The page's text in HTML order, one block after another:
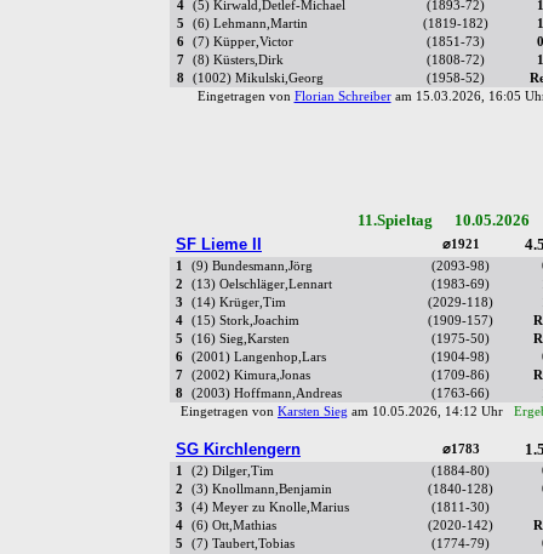
4
(5) Kirwald,Detlef-Michael (1893-72)
5
(6) Lehmann,Martin (1819-182)
6
(7) Küpper,Victor (1851-73)
7
(8) Küsters,Dirk (1808-72)
8
(1002) Mikulski,Georg (1958-52)
Eingetragen von Florian Schreiberam 15.03.2026, 16:05
11.Spieltag
SF Lieme II
⌀1921
1 (9) Bundesmann,Jörg (2093-98)
2
(13) Oelschläger,Lennart (1983-69)
3
(14) Krüger,Tim (2029-118)
4
(15) Stork,Joachim (1909-157)
5
(16) Sieg,Karsten (1975-50)
6
(2001) Langenhop,Lars (1904-98)
7
(2002) Kimura,Jonas (1709-86)
8
(2003) Hoffmann,Andreas (1763-66)
Eingetragen von Karsten Sieg am 10.05.2026, 14:12 Uhr
SG Kirchlengern ⌀1783
1 (2) Dilger,Tim (1884-80)
2
(3) Knollmann,Benjamin (1840-128)
3
(4) Meyer zu Knolle,Marius (1811-30)
4
(6) Ott,Mathias (2020-142)
5
(7) Taubert,Tobias (1774-79)